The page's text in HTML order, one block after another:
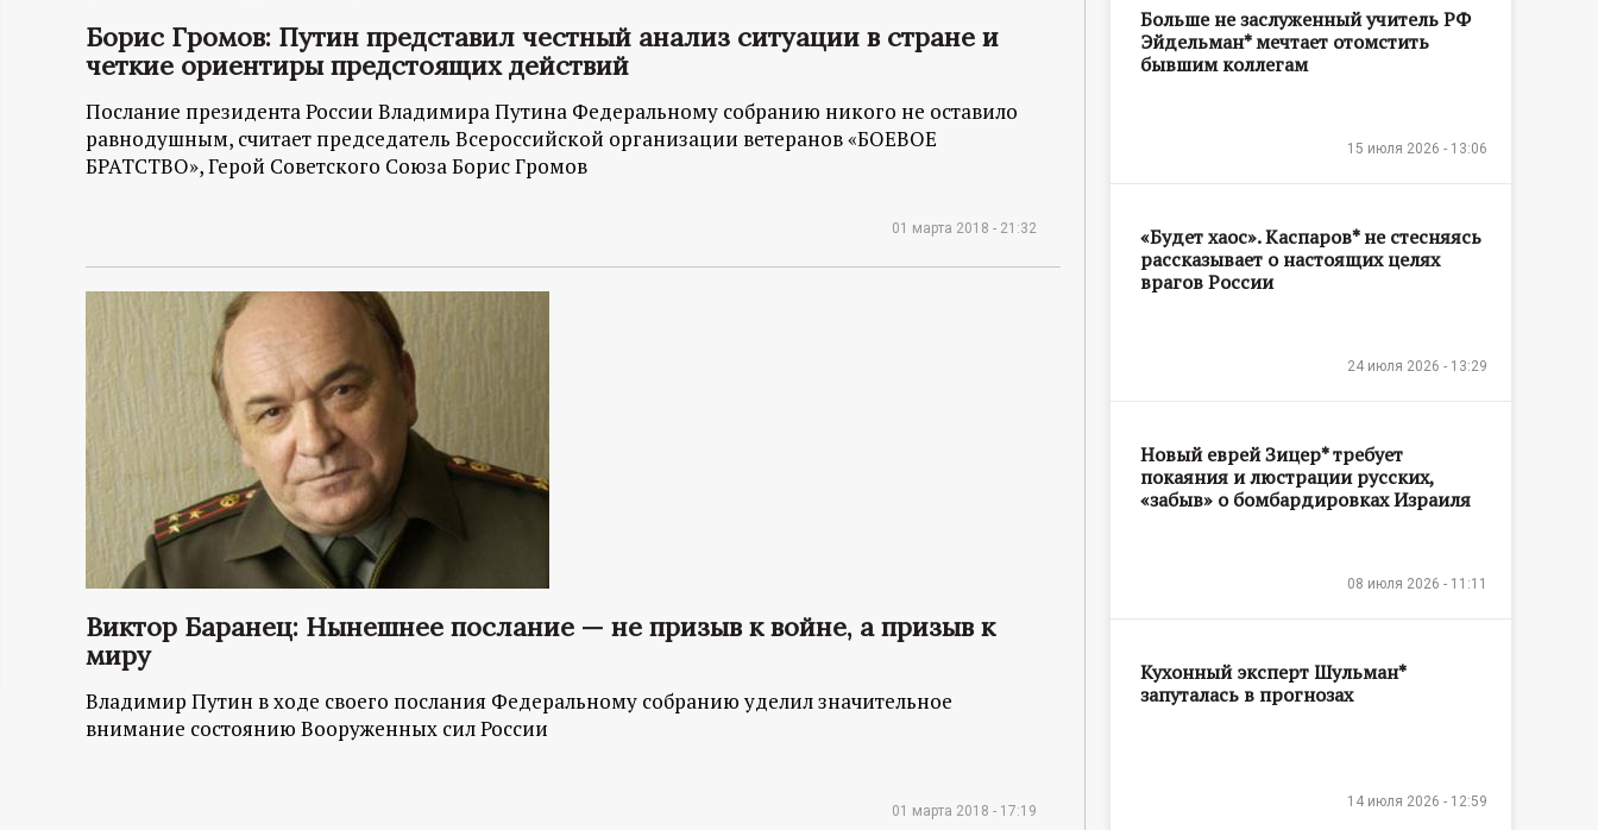
Н
-
и
ф
о
р
м
ц
и
о
н
Борис Громов: Путин представил честный анализ ситуации в стране и
четкие ориентиры предстоящих действий
Послание президента России Владимира Путина Федеральному собранию никого не оставило
равнодушным, считает председатель Всероссийской организации ветеранов «БОЕВОЕ
БРАТСТВО», Герой Советского Союза Борис Громов
01 марта 2018 - 21:32
Виктор Баранец: Нынешнее послание — не призыв к войне, а призыв к
миру
Владимир Путин в ходе своего послания Федеральному собранию уделил значительное
внимание состоянию Вооруженных сил России
01 марта 2018 - 17:19
Больше не заслуженный учитель РФ
Эйдельман* мечтает отомстить
бывшим коллегам
15 июля 2026 - 13:06
«Будет хаос». Каспаров* не стесняясь
рассказывает о настоящих целях
врагов России
24 июля 2026 - 13:29
Новый еврей Зицер* требует
покаяния и люстрации русских,
«забыв» о бомбардировках Израиля
08 июля 2026 - 11:11
Кухонный эксперт Шульман*
запуталась в прогнозах
14 июля 2026 - 12:59